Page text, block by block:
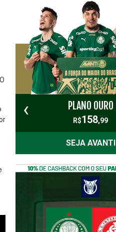
PLANO OURO
R$158,99
‹
SEJA AVANTI